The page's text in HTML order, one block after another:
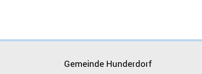
Gemeinde Hunderdorf